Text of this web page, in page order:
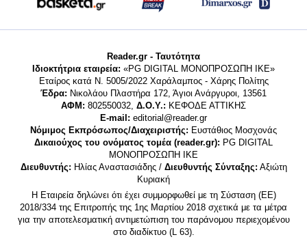
Reader.gr - Ταυτότητα
Ιδιοκτήτρια εταιρεία: «PG DIGITAL MONΟΠΡΟΣΩΠΗ ΙΚΕ»
Εταίρος κατά Ν. 5005/2022 Χαράλαμπος - Χάρης Πολίτης
Έδρα: Νικολάου Πλαστήρα 172, Άγιοι Ανάργυροι, 13561
ΑΦΜ: 802550032, Δ.Ο.Υ.: ΚΕΦΟΔΕ ΑΤΤΙΚΗΣ
E-mail: editorial@reader.gr
Νόμιμος Εκπρόσωπος/Διαχειριστής: Ευστάθιος Μοσχονάς
Δικαιούχος του ονόματος τομέα (reader.gr): PG DIGITAL
MONΟΠΡΟΣΩΠΗ ΙΚΕ
Διευθυντής: Ηλίας Αναστασιάδης / Διευθυντής Σύνταξης: Αξιώτη
Κυριακή
Η Εταιρεία δηλώνει ότι έχει συμμορφωθεί με τη Σύσταση (ΕΕ)
2018/334 της Επιτροπής της 1ης Μαρτίου 2018 σχετικά με τα μέτρα
για την αποτελεσματική αντιμετώπιση του παράνομου περιεχομένου
στο διαδίκτυο (L 63).